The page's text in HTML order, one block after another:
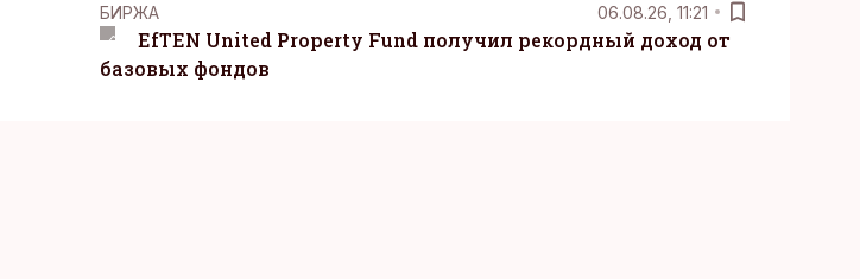
БИРЖА 06.08.26, 11:21
EfTEN United Property Fund получил рекордный доход от
базовых фондов